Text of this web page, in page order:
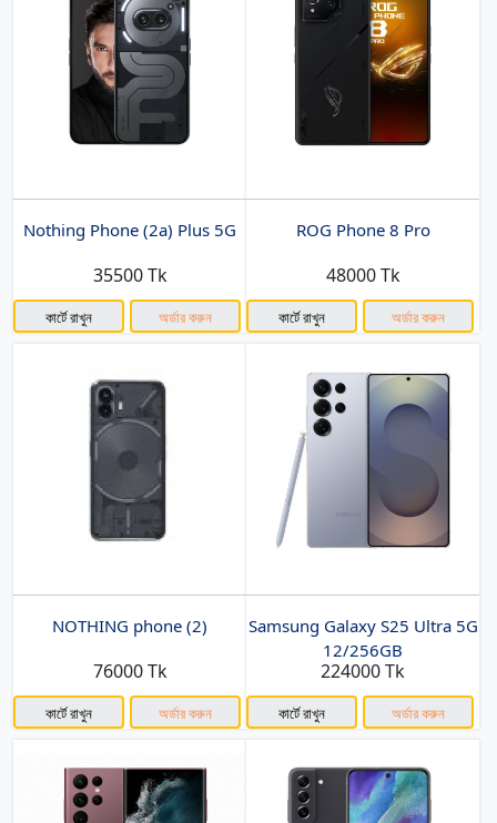
Nothing Phone (2a) Plus 5G
35500 Tk
কার্টে রাখুন অর্ডার করুন
ROG Phone 8 Pro
48000 Tk
কার্টে রাখুন অর্ডার করুন
NOTHING phone (2)
76000 Tk
কার্টে রাখুন অর্ডার করুন
Samsung Galaxy S25 Ultra 5G
12/256GB
224000 Tk
কার্টে রাখুন অর্ডার করুন